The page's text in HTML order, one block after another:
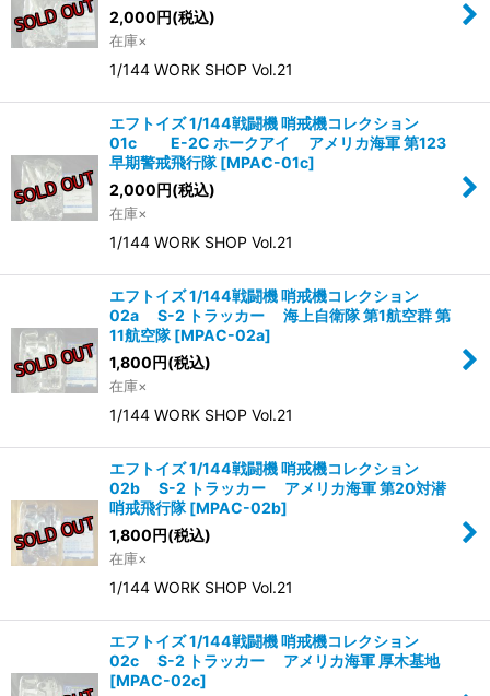
2,000円(税込)
在庫×
1/144 WORK SHOP Vol.21
エフトイズ 1/144戦闘機 哨戒機コレクション
01c E-2C ホークアイ アメリカ海軍 第123
早期警戒飛行隊 [MPAC-01c]
2,000円(税込)
在庫×
1/144 WORK SHOP Vol.21
エフトイズ 1/144戦闘機 哨戒機コレクション
02a S-2 トラッカー 海上自衛隊 第1航空群 第
11航空隊 [MPAC-02a]
1,800円(税込)
在庫×
1/144 WORK SHOP Vol.21
エフトイズ 1/144戦闘機 哨戒機コレクション
02b S-2 トラッカー アメリカ海軍 第20対潜
哨戒飛行隊 [MPAC-02b]
1,800円(税込)
在庫×
1/144 WORK SHOP Vol.21
エフトイズ 1/144戦闘機 哨戒機コレクション
02c S-2 トラッカー アメリカ海軍 厚木基地
[MPAC-02c]